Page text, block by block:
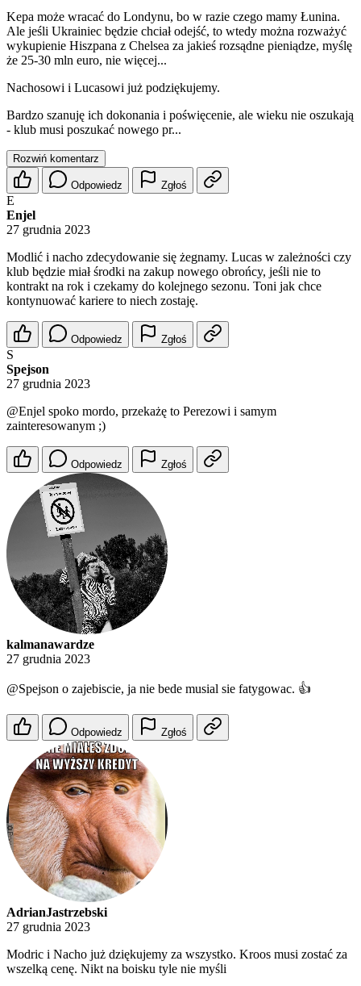
Kepa może wracać do Londynu, bo w razie czego mamy Łunina.
Ale jeśli Ukrainiec będzie chciał odejść, to wtedy można rozważyć
wykupienie Hiszpana z Chelsea za jakieś rozsądne pieniądze, myślę
że 25-30 mln euro, nie więcej...
Nachosowi i Lucasowi już podziękujemy.
Bardzo szanuję ich dokonania i poświęcenie, ale wieku nie oszukają
- klub musi poszukać nowego pr...
Rozwiń komentarz
Odpowiedz Zgłoś
E
Enjel
27 grudnia 2023
Modlić i nacho zdecydowanie się żegnamy. Lucas w zależności czy
klub będzie miał środki na zakup nowego obrońcy, jeśli nie to
kontrakt na rok i czekamy do kolejnego sezonu. Toni jak chce
kontynuować kariere to niech zostaję.
Odpowiedz Zgłoś
S
Spejson
27 grudnia 2023
@Enjel spoko mordo, przekażę to Perezowi i samym
zainteresowanym ;)
Odpowiedz Zgłoś
kalmanawardze
27 grudnia 2023
@Spejson o zajebiscie, ja nie bede musial sie fatygowac. 👍
Odpowiedz Zgłoś
AdrianJastrzebski
27 grudnia 2023
Modric i Nacho już dziękujemy za wszystko. Kroos musi zostać za
wszelką cenę. Nikt na boisku tyle nie myśli